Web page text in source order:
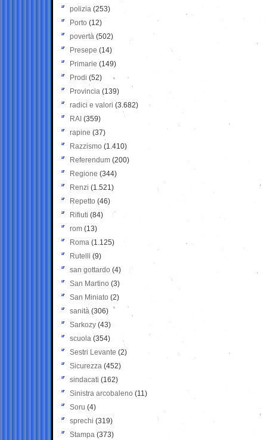
polizia (253)
Porto (12)
povertà (502)
Presepe (14)
Primarie (149)
Prodi (52)
Provincia (139)
radici e valori (3.682)
RAI (359)
rapine (37)
Razzismo (1.410)
Referendum (200)
Regione (344)
Renzi (1.521)
Repetto (46)
Rifiuti (84)
rom (13)
Roma (1.125)
Rutelli (9)
san gottardo (4)
San Martino (3)
San Miniato (2)
sanità (306)
Sarkozy (43)
scuola (354)
Sestri Levante (2)
Sicurezza (452)
sindacati (162)
Sinistra arcobaleno (11)
Soru (4)
sprechi (319)
Stampa (373)